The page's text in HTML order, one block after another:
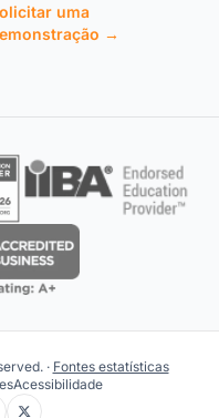
uma
→
· Fontes estatísticas
Acessibilidade